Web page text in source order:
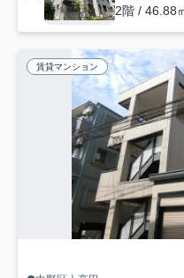
2階 / 46.88
賃貸マンション